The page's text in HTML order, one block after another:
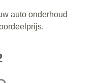
auto onderhoud